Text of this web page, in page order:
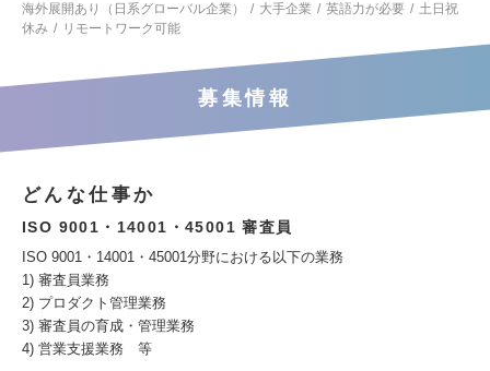
海外展開あり（日系グローバル企業）
大手企業 英語力が必要
土日祝
休み
リモートワーク可能
募集情報
どんな仕事か
ISO 9001・14001・45001 審査員
ISO 9001・14001・45001分野における以下の業務
1) 審査員業務
2) プロダクト管理業務
3) 審査員の育成・管理業務
4) 営業支援業務 等